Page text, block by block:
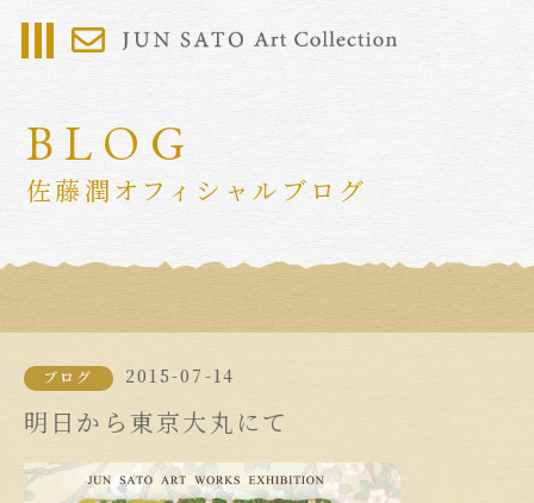
BLOG
佐藤潤オフィシャルブログ
ブログ 2015-07-14
明日から東京大丸にて